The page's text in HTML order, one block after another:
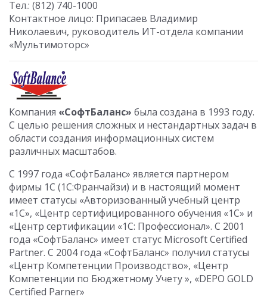
Тел.: (812) 740-1000
Контактное лицо: Припасаев Владимир
Николаевич, руководитель ИТ-отдела компании
«Мультимоторс»
Компания «СофтБаланс» была создана в 1993 году.
С целью решения сложных и нестандартных задач в
области создания информационных систем
различных масштабов.
С 1997 года «СофтБаланс» является партнером
фирмы 1С (1С:Франчайзи) и в настоящий момент
имеет статусы «Авторизованный учебный центр
«1С», «Центр сертифицированного обучения «1С» и
«Центр сертификации «1С: Профессионал». С 2001
года «СофтБаланс» имеет статус Microsoft Certified
Partner. С 2004 года «СофтБаланс» получил статусы
«Центр Компетенции Производство», «Центр
Компетенции по Бюджетному Учету », «DEPO GOLD
Certified Parner»